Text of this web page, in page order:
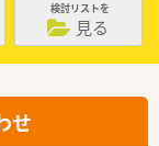
検討リストを
見る
せ